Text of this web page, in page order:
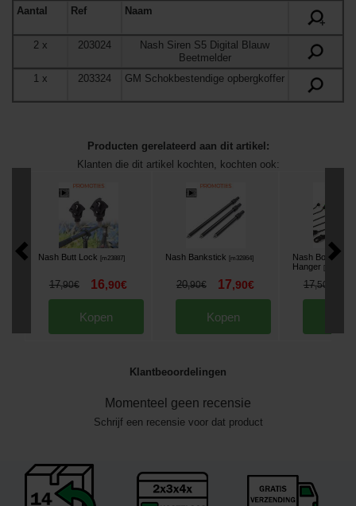
Aantal
Ref
Naam
+
2 x 203024
Nash Siren S5 Digital Blauw
Beetmelder
1x 203324 GM Schokbestendige opbergkoffer
Producten gerelateerd aan dit artikel:
Klanten die dit artikel kochten, kochten ook:
Nash Butt Lock [m23887]
17,90€ 16,90€
Kopen
Nash Bankstick [m32864]
20,90€ 17,90€
Kopen
Nash Bobbin Kit
Hanger
17,50
Klantbeoordelingen
Momenteel geen recensie
Schrijf een recensie voor dat product